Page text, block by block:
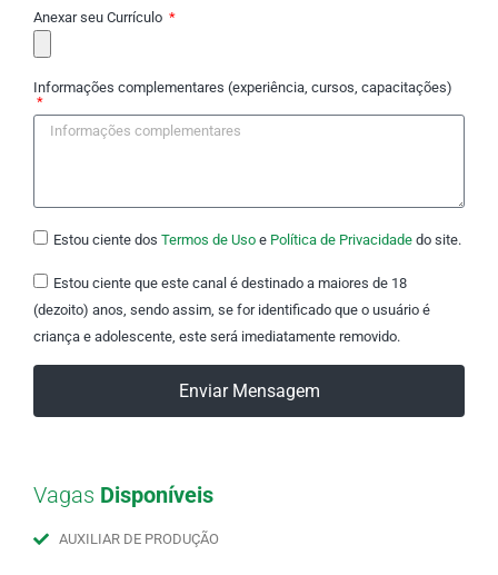
Anexar seu Currículo
Informações complementares (experiência, cursos, capacitações)
Estou ciente dos Termos de Uso e Política de Privacidade do site.
Estou ciente que este canal é destinado a maiores de 18
(dezoito) anos, sendo assim, se for identificado que o usuário é
criança e adolescente, este será imediatamente removido.
Enviar Mensagem
Vagas Disponíveis
AUXILIAR DE PRODUÇÃO